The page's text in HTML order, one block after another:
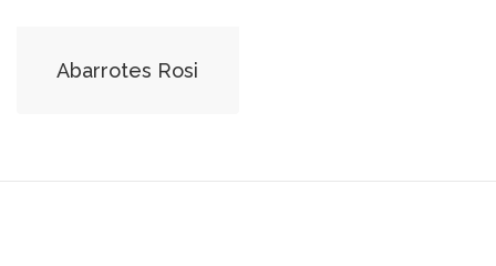
Abarrotes Rosi